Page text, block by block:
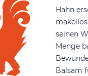
Hahn
seinen
Menge
Balsam